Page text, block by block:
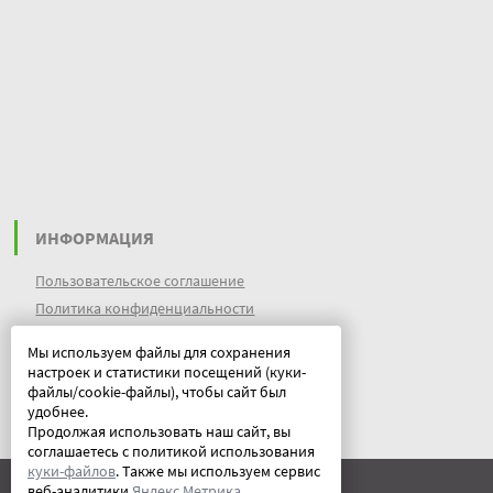
Мы используем файлы для сохранения
настроек и статистики посещений (куки-
файлы/cookie-файлы), чтобы сайт был
удобнее.
Продолжая использовать наш сайт, вы
соглашаетесь с политикой использования
куки-файлов. Также мы используем сервис
ИНФОРМАЦИЯ
Пользовательское соглашение
Политика конфиденциальности
куки (cookies)
Документы